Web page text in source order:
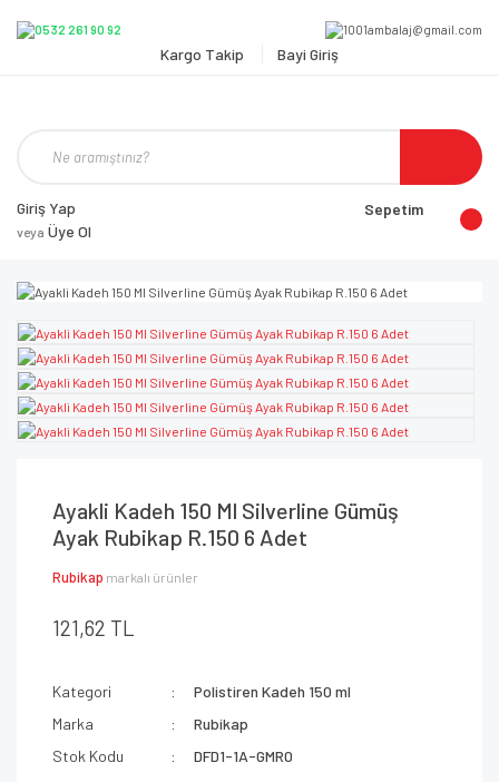
Kargo Takip Bayi Giriş
Giriş Yap
veya Üye Ol
Sepetim
Ayakli Kadeh 150 Ml Silverline Gümüş
Ayak Rubikap R.150 6 Adet
Rubikap markalı ürünler
121,62 TL
Kategori
Polistiren Kadeh 150 ml
Marka
Rubikap
Stok Kodu
DFD1-1A-GMR0